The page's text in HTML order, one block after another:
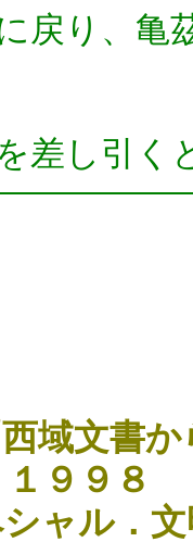
り、亀
し引く
文書か
９９８
ル．文